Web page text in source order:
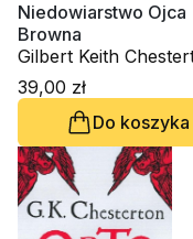
Niedowiarstwo Ojca
Browna
Gilbert Keith
39,00 zł
Do koszyka